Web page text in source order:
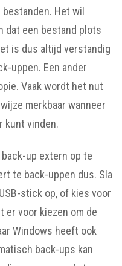
Het wil
dat een bestand plots
is dus altijd verstandig
uppen. Een ander
Vaak wordt het nut
merkbaar wanneer
kunt vinden.
up extern op te
te back-uppen dus. Sla
stick op, of kies voor
er voor kiezen om de
Windows heeft ook
back-ups kan